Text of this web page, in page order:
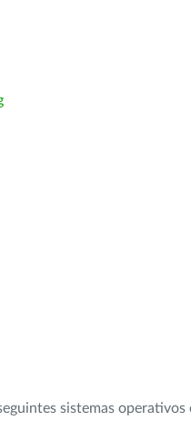
sistemas operativos